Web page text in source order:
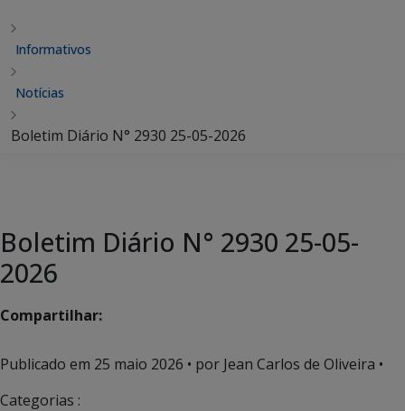
Informativos
Notícias
Boletim Diário N° 2930 25-05-2026
Boletim Diário N° 2930 25-05-
2026
Compartilhar:
Publicado em 25 maio 2026 • por Jean Carlos de Oliveira •
Categorias :